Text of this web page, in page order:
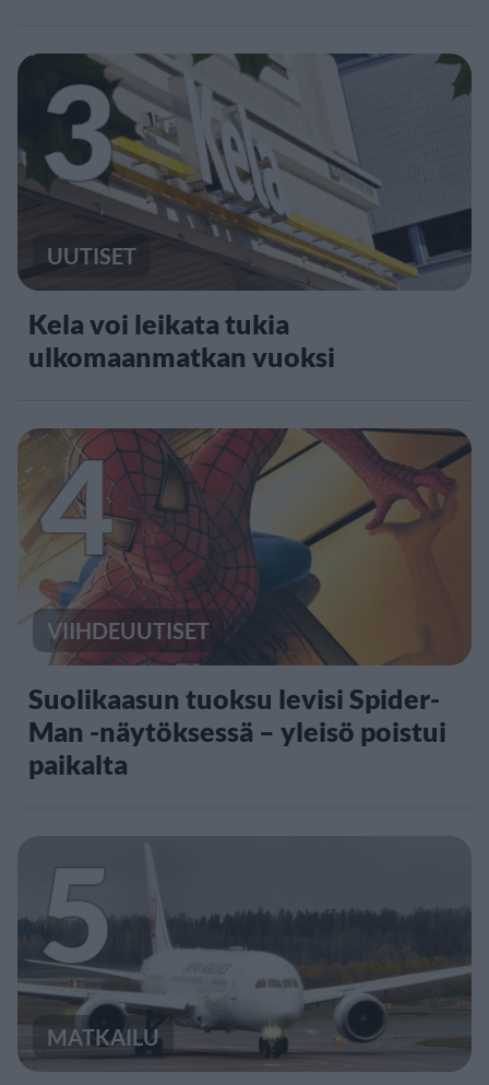
3
UUTISET
Kela voi leikata tukia
ulkomaanmatkan vuoksi
4
VIIHDEUUTISET
Suolikaasun tuoksu levisi Spider-
Man -näytöksessä – yleisö poistui
paikalta
5
MATKAILU